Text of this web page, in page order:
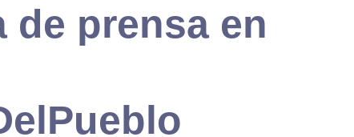
de prensa en